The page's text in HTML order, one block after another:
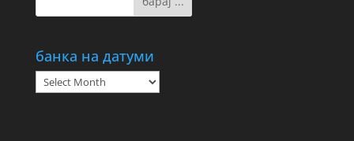
банка на датуми
банка
на